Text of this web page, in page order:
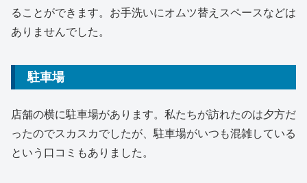
ることができます。お手洗いにオムツ替えスペースなどは
ありませんでした。
駐車場
店舗の横に駐車場があります。私たちが訪れたのは夕方だ
ったのでスカスカでしたが、駐車場がいつも混雑している
という口コミもありました。